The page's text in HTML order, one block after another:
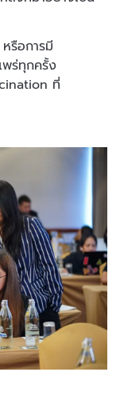
รือการมี
ร่ทุกครั้ง
ที่